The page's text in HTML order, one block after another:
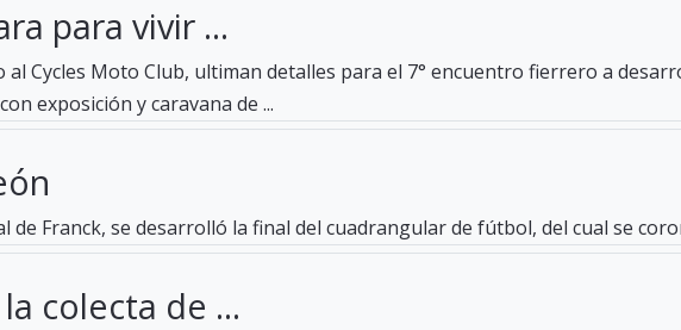
para vivir ...
al Cycles Moto Club, ultiman detalles para el 7° encuentro fierrero a
exposición y caravana de ...
de Franck, se desarrolló la final del cuadrangular de fútbol, del cual se
colecta de ...